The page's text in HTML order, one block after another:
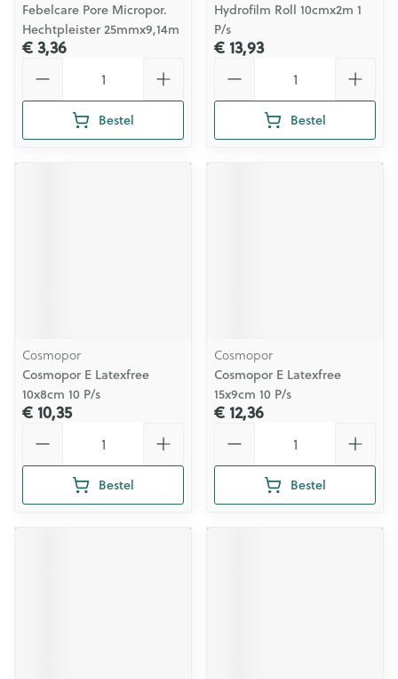
Febelcare Pore Micropor.
Hechtpleister 25mmx9,14m
€ 3,36
Bestel
Hydrofilm Roll 10cmx2m 1
P/s
€ 13,93
Bestel
Cosmopor
Cosmopor E Latexfree
10x8cm 10 P/s
€ 10,35
Bestel
Cosmopor
Cosmopor E Latexfree
15x9cm 10 P/s
€ 12,36
Bestel